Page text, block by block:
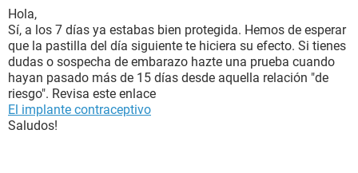
Hola,
Sí, a los 7 días ya estabas bien protegida. Hemos de esperar
que la pastilla del día siguiente te hiciera su efecto. Si tienes
dudas o sospecha de embarazo hazte una prueba cuando
hayan pasado más de 15 días desde aquella relación "de
riesgo". Revisa este enlace
El implante contraceptivo
Saludos!